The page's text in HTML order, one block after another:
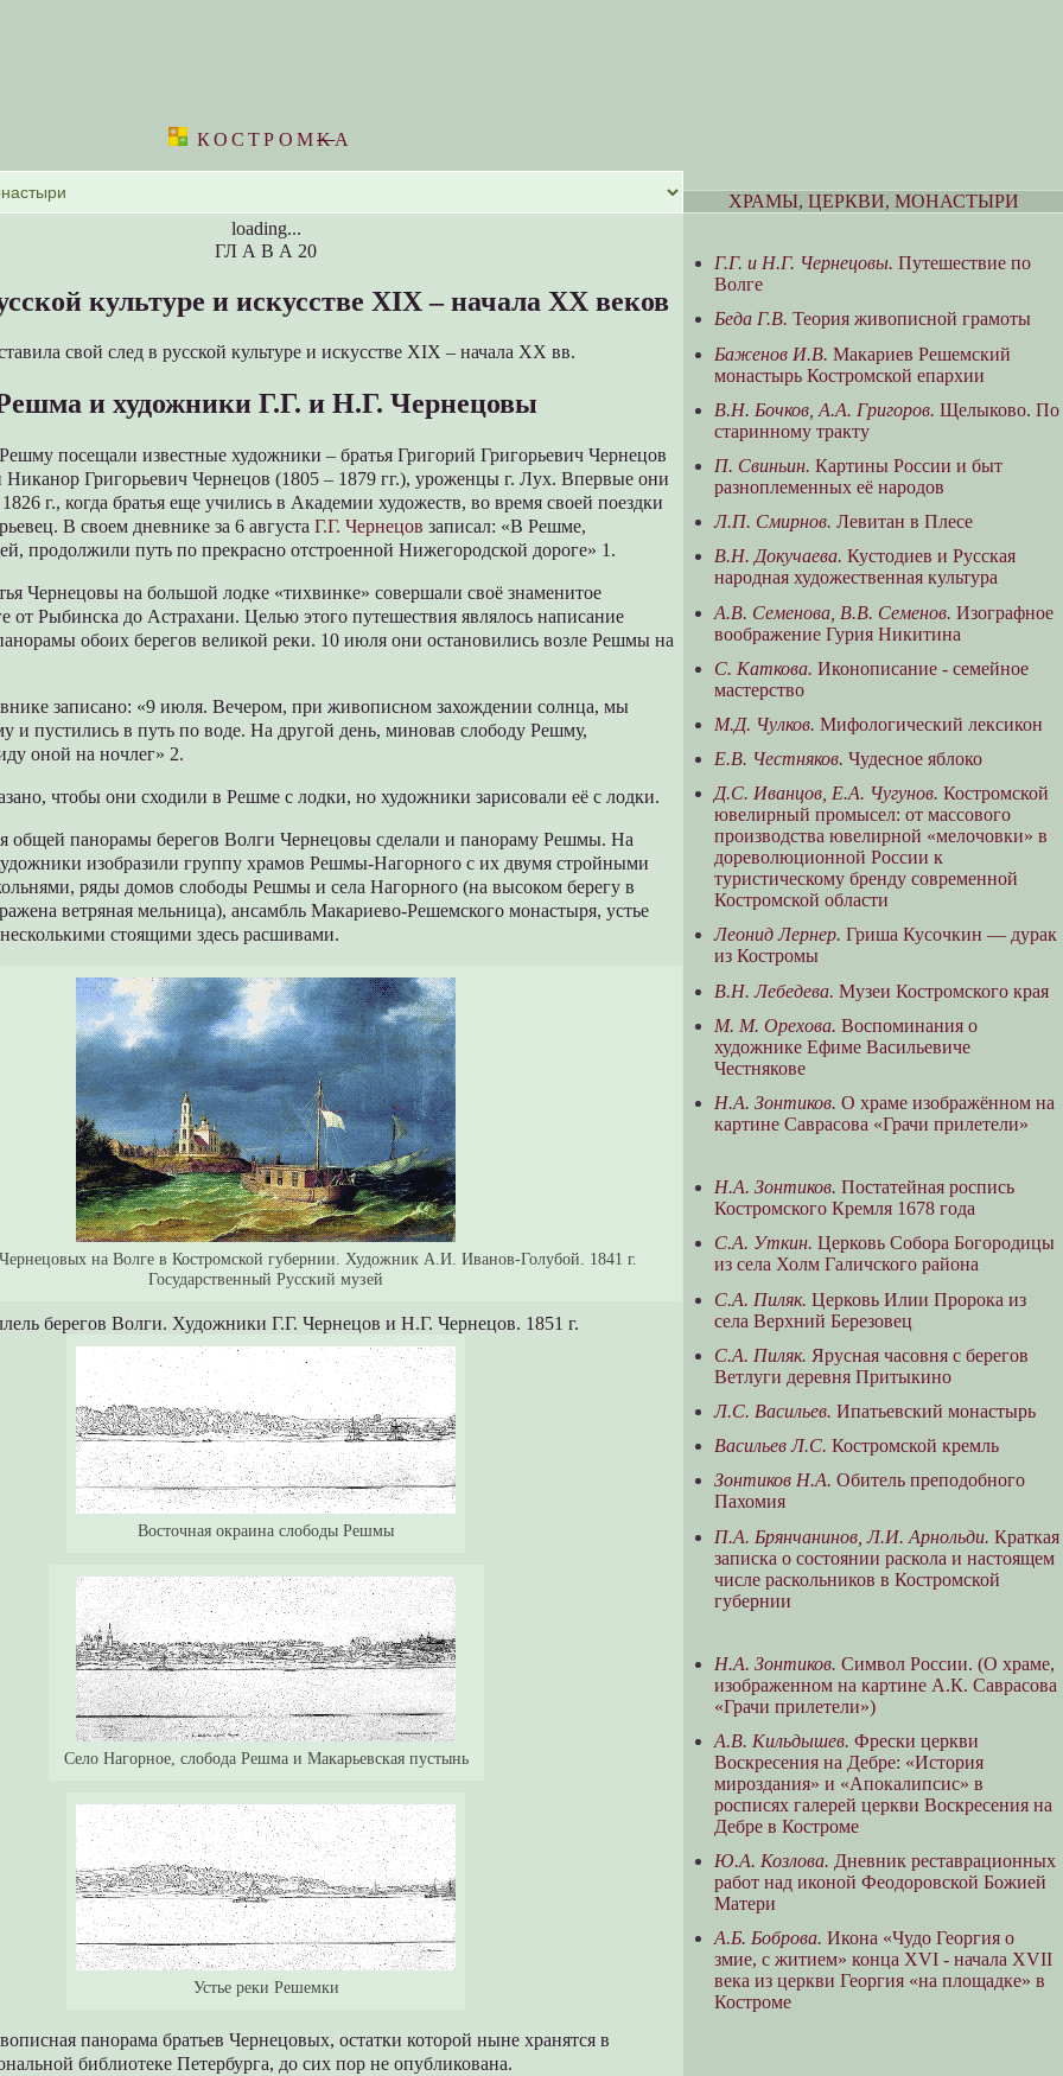
КОСТРОМKА
loading...
ГЛ А В А 20
культуре и искусстве XIX – начала XX веков
свой след в русской культуре и искусстве XIX – начала XX вв.
и художники Г.Г. и Н.Г. Чернецовы
посещали известные художники – братья Григорий Григорьевич Чернецов
Никанор Григорьевич Чернецов (1805 – 1879 гг.), уроженцы г. Лух. Впервые они
г., когда братья еще учились в Академии художеств, во время своей поездки
В своем дневнике за 6 августаГ.Г. Чернецов записал: «В Решме,
продолжили путь по прекрасно отстроенной Нижегородской дороге» 1.
Чернецовы на большой лодке «тихвинке» совершали своё знаменитое
от Рыбинска до Астрахани. Целью этого путешествия являлось написание
обоих берегов великой реки. 10 июля они остановились возле Решмы на
записано: «9 июля. Вечером, при живописном захождении солнца, мы
и пустились в путь по воде. На другой день, миновав слободу Решму,
оной на ночлег» 2.
чтобы они сходили в Решме с лодки, но художники зарисовали её с лодки.
общей панорамы берегов Волги Чернецовы сделали и панораму Решмы. На
изобразили группу храмов Решмы-Нагорного с их двумя стройными
ряды домов слободы Решмы и села Нагорного (на высоком берегу в
ветряная мельница), ансамбль Макариево-Решемского монастыря, устье
стоящими здесь расшивами.
Чернецовых на Волге в Костромской губернии. Художник А.И. Иванов-Голубой. 1841 г.
Государственный Русский музей
берегов Волги. Художники Г.Г. Чернецов и Н.Г. Чернецов. 1851 г.
Восточная окраина слободы Решмы
Село Нагорное, слобода Решма и Макарьевская пустынь
Устье реки Решемки
панорама братьев Чернецовых, остатки которой ныне хранятся в
библиотеке Петербурга, до сих пор не опубликована.
ХРАМЫ, ЦЕРКВИ, МОНАСТЫРИ
Г.Г. и Н.Г. Чернецовы. Путешествие по
Волге
Беда Г.В. Теория живописной грамоты
Баженов И.В. Макариев Решемский
монастырь Костромской епархии
В.Н. Бочков, А.А. Григоров. Щелыково. По
старинному тракту
П. Свиньин. Картины России и быт
разноплеменных её народов
Л.П. Смирнов. Левитан в Плесе
В.Н. Докучаева. Кустодиев и Русская
народная художественная культура
А.В. Семенова, В.В. Семенов. Изографное
воображение Гурия Никитина
С. Каткова. Иконописание - семейное
мастерство
М.Д. Чулков. Мифологический лексикон
Е.В. Честняков. Чудесное яблоко
Д.С. Иванцов, Е.А. Чугунов. Костромской
ювелирный промысел: от массового
производства ювелирной «мелочовки» в
дореволюционной России к
туристическому бренду современной
Костромской области
Леонид Лернер. Гриша Кусочкин — дурак
из Костромы
В.Н. Лебедева. Музеи Костромского края
М. М. Орехова. Воспоминания о
художнике Ефиме Васильевиче
Честнякове
Н.А. Зонтиков. О храме изображённом на
картине Саврасова «Грачи прилетели»
Н.А. Зонтиков. Постатейная роспись
Костромского Кремля 1678 года
С.А. Уткин. Церковь Собора Богородицы
из села Холм Галичского района
С.А. Пиляк. Церковь Илии Пророка из
села Верхний Березовец
С.А. Пиляк. Ярусная часовня с берегов
Ветлуги деревня Притыкино
Л.С. Васильев. Ипатьевский монастырь
Васильев Л.С. Костромской кремль
Зонтиков Н.А. Обитель преподобного
Пахомия
П.А. Брянчанинов, Л.И. Арнольди. Краткая
записка о состоянии раскола и настоящем
числе раскольников в Костромской
губернии
Н.А. Зонтиков. Символ России. (О храме,
изображенном на картине А.К. Саврасова
«Грачи прилетели»)
А.В. Кильдышев. Фрески церкви
Воскресения на Дебре: «История
мироздания» и «Апокалипсис» в
росписях галерей церкви Воскресения на
Дебре в Костроме
Ю.А. Козлова. Дневник реставрационных
работ над иконой Феодоровской Божией
Матери
А.Б. Боброва. Икона «Чудо Георгия о
змие, с житием» конца XVI - начала XVII
века из церкви Георгия «на площадке» в
Костроме